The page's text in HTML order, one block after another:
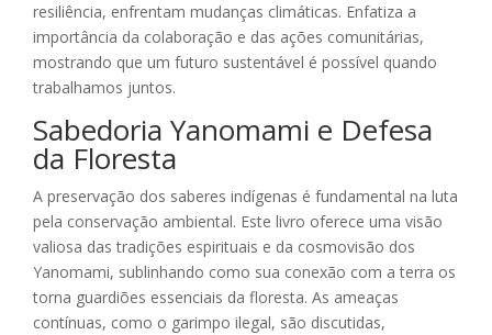
resiliência, enfrentam mudanças climáticas. Enfatiza a
importância da colaboração e das ações comunitárias,
mostrando que um futuro sustentável é possível quando
trabalhamos juntos.
Sabedoria Yanomami e Defesa
da Floresta
A preservação dos saberes indígenas é fundamental na luta
pela conservação ambiental. Este livro oferece uma visão
valiosa das tradições espirituais e da cosmovisão dos
Yanomami, sublinhando como sua conexão com a terra os
torna guardiões essenciais da floresta. As ameaças
contínuas, como o garimpo ilegal, são discutidas,